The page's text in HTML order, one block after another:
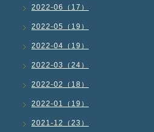
2022-06（17）
2022-05（19）
2022-04（19）
2022-03（24）
2022-02（18）
2022-01（19）
2021-12（23）